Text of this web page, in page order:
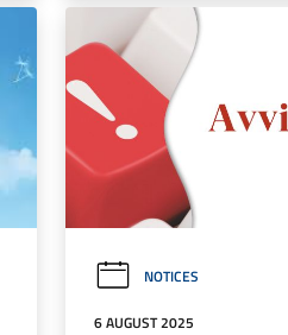
NOTICES
6 AUGUST 2025